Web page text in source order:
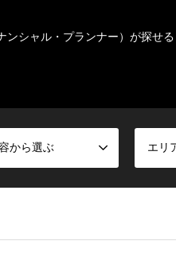
ンシャル・プランナー）が探せ
から選ぶ エリ